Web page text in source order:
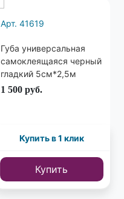
Арт. 41619
Губа универсальная
самоклеящаяся черный
гладкий 5см*2,5м
1 500 руб.
Купить в 1 клик
Купить